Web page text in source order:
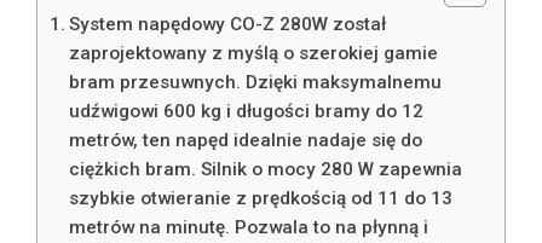
System napędowy CO-Z 280W został
zaprojektowany z myślą o szerokiej gamie
bram przesuwnych. Dzięki maksymalnemu
udźwigowi 600 kg i długości bramy do 12
metrów, ten napęd idealnie nadaje się do
ciężkich bram. Silnik o mocy 280 W zapewnia
szybkie otwieranie z prędkością od 11 do 13
metrów na minutę. Pozwala to na płynną i